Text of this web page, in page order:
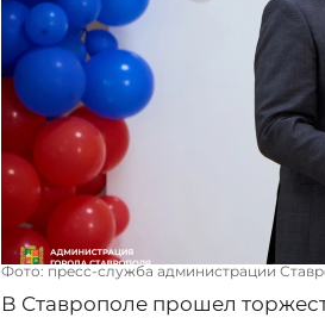
Фото: пресс-служба администрации
В Ставрополе прошел